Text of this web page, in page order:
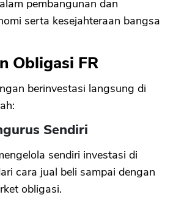
pembangunan dan
serta kesejahteraan bangsa
Obligasi FR
berinvestasi langsung di
Sendiri
sendiri investasi di
cara jual beli sampai dengan
obligasi.